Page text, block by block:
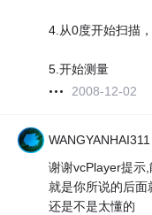
4.从0度开始扫描
5.开始测量
2008-12-02
WANGYANHAI311
谢谢vcPlayer提示,
就是你所说的后
还是不是太懂的